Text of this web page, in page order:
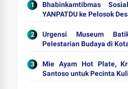
Bhabinkamtibmas
YANPATDU ke Pelosok
Urgensi Museum
Pelestarian Budaya di
Mie Ayam Hot Plate,
Santoso untuk Pecinta